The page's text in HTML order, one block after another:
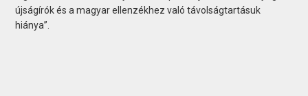
újságírók és a magyar ellenzékhez való távolságtartásuk
hiánya”.